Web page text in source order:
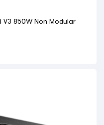
V3 850W Non Modular